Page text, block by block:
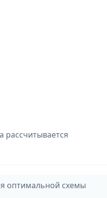
рассчитывается
оптимальной схемы